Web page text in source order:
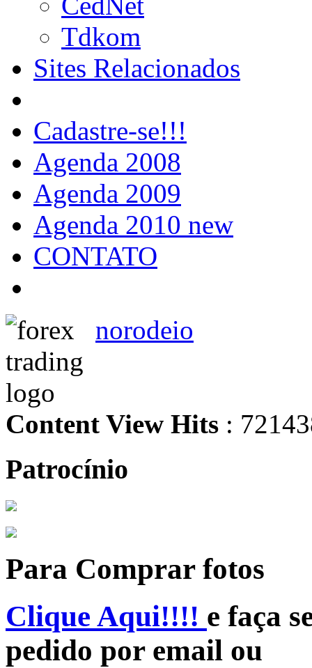
Tdkom
Sites Relacionados
Cadastre-se!!!
Agenda 2008
Agenda 2009
Agenda 2010 new
CONTATO
norodeio
Content View Hits :
Patrocínio
Para Comprar fotos
Clique Aqui!!!! e faça
pedido por email ou